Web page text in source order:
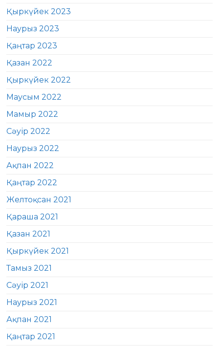
Қыркүйек 2023
Наурыз 2023
Қаңтар 2023
Қазан 2022
Қыркүйек 2022
Маусым 2022
Мамыр 2022
Сәуір 2022
Наурыз 2022
Ақпан 2022
Қаңтар 2022
Желтоқсан 2021
Қараша 2021
Қазан 2021
Қыркүйек 2021
Тамыз 2021
Сәуір 2021
Наурыз 2021
Ақпан 2021
Қаңтар 2021